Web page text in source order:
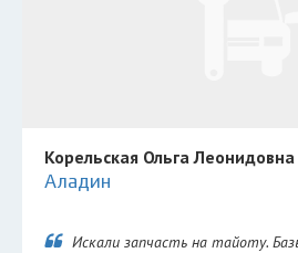
Корельская Ольга Леонидовна
Аладин
Искали запчасть на тайоту.